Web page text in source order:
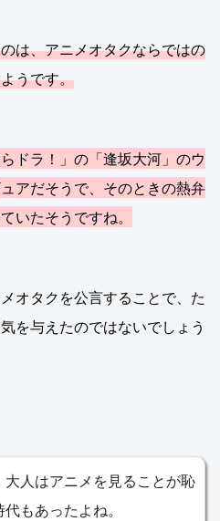
は、アニメオタクならではの
うです。
ドラ！」の「逢坂大河」のウ
アだそうで、そのときの熱弁
いたそうですね。
オタクを公言することで、た
を与えたのではないでしょう
大人はアニメを見ることが恥
もあったよね。